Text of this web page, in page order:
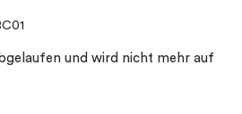
und wird nicht mehr auf